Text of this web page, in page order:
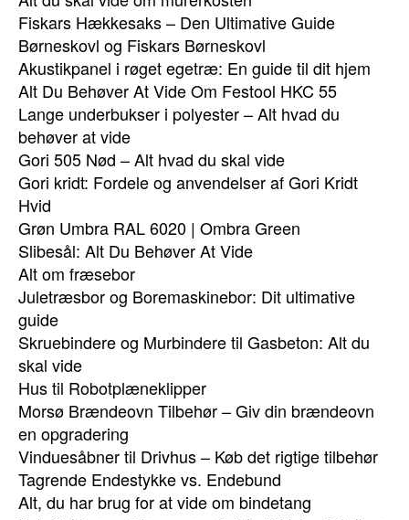
Fiskars Hækkesaks – Den Ultimative Guide
Børneskovl og Fiskars Børneskovl
Akustikpanel i røget egetræ: En guide til dit hjem
Alt Du Behøver At Vide Om Festool HKC 55
Lange underbukser i polyester – Alt hvad du
behøver at vide
Gori 505 Nød – Alt hvad du skal vide
Gori kridt: Fordele og anvendelser af Gori Kridt
Hvid
Grøn Umbra RAL 6020 | Ombra Green
Slibesål: Alt Du Behøver At Vide
Alt om fræsebor
Juletræsbor og Boremaskinebor: Dit ultimative
guide
Skruebindere og Murbindere til Gasbeton: Alt du
skal vide
Hus til Robotplæneklipper
Morsø Brændeovn Tilbehør – Giv din brændeovn
en opgradering
Vinduesåbner til Drivhus – Køb det rigtige tilbehør
Tagrende Endestykke vs. Endebund
Alt, du har brug for at vide om bindetang